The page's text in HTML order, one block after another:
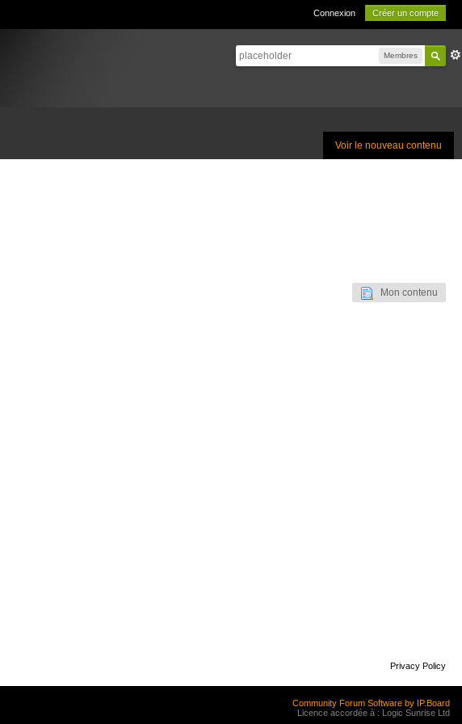
Connexion Créer un compte
Membres
Voir le nouveau contenu
Mon contenu
Privacy Policy
Community Forum Software by IP.Board
Licence accordée à : Logic Sunrise Ltd